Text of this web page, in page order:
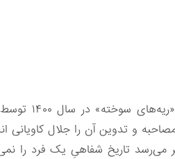
مصاحبه و تدوین آن را جلال
می‌رسد تاریخ شفاهیِ یک فرد را